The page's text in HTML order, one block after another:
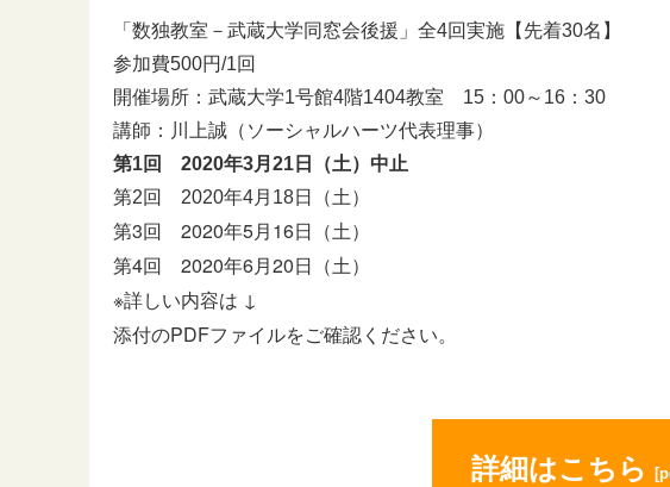
「数独教室－武蔵大学同窓会後援」全4回実施【先着30名】
参加費500円/1回
開催場所：武蔵大学1号館4階1404教室 15：00～16：30
講師：川上誠（ソーシャルハーツ代表理事）
第1回 2020年3月21日（土）中止
第2回 2020年4月18日（土）
第3回 2020年5月16日（土）
第4回 2020年6月20日（土）
※詳しい内容は ↓
添付のPDFファイルをご確認ください。
詳細はこちら